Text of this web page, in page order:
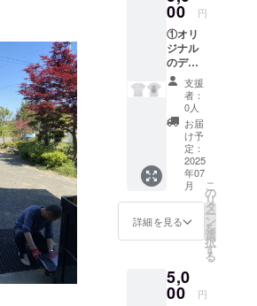
00 円
①オリ
ジナル
のデザ
インT
シャツ
です。
支援
者：
0人
お届
け予
定：
2025
年07
月
詳細を見る
こ
の
リ
タ
ー
ン
を
選
択
す
る
5,0
00 円